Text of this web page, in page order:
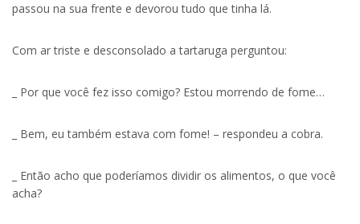
passou na sua frente e devorou tudo que tinha lá.
Com ar triste e desconsolado a tartaruga perguntou:
_ Por que você fez isso comigo? Estou morrendo de fome…
_ Bem, eu também estava com fome! – respondeu a cobra.
_ Então acho que poderíamos dividir os alimentos, o que você
acha?